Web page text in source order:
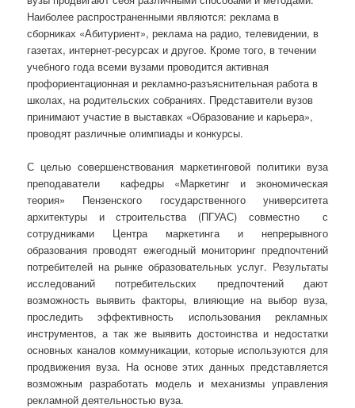
Наиболее распространенными являются: реклама в
сборниках «Абитуриент», реклама на радио, телевидении, в
газетах, интернет-ресурсах и другое. Кроме того, в течении
учебного года всеми вузами проводится активная
профориентационная и рекламно-разъяснительная работа в
школах, на родительских собраниях. Представители вузов
принимают участие в выставках «Образование и карьера»,
проводят различные олимпиады и конкурсы.
С целью совершенствования маркетинговой политики вуза
преподаватели кафедры «Маркетинг и экономическая
теория» Пензенского государственного университета
архитектуры и строительства (ПГУАС) совместно с
сотрудниками Центра маркетинга и непрерывного
образования проводят ежегодный мониторинг предпочтений
потребителей на рынке образовательных услуг. Результаты
исследований потребительских предпочтений дают
возможность выявить факторы, влияющие на выбор вуза,
проследить эффективность использования рекламных
инструментов, а так же выявить достоинства и недостатки
основных каналов коммуникации, которые используются для
продвижения вуза. На основе этих данных представляется
возможным разработать модель и механизмы управления
рекламной деятельностью вуза.